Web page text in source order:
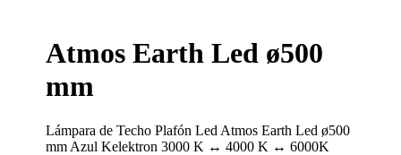
Atmos Earth Led ø500
mm
Lámpara de Techo Plafón Led Atmos Earth Led ø500
mm Azul Kelektron 3000 K ↔ 4000 K ↔ 6000K